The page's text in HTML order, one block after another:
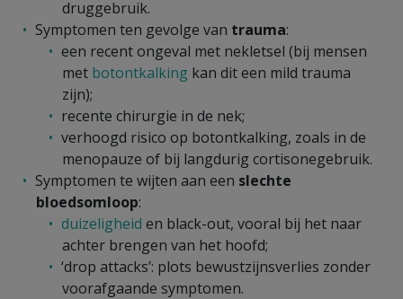
druggebruik.
Symptomen ten gevolge van trauma:
een recent ongeval met nekletsel (bij mensen
met botontkalking kan dit een mild trauma
zijn);
recente chirurgie in de nek;
verhoogd risico op botontkalking, zoals in de
menopauze of bij langdurig cortisonegebruik.
Symptomen te wijten aan een slechte
bloedsomloop:
duizeligheid en black-out, vooral bij het naar
achter brengen van het hoofd;
‘drop attacks’: plots bewustzijnsverlies zonder
voorafgaande symptomen.